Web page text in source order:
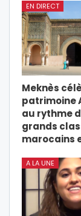
EN DIRECT
Meknès
patrimoine
au rythme
grands
marocains
A LA UNE